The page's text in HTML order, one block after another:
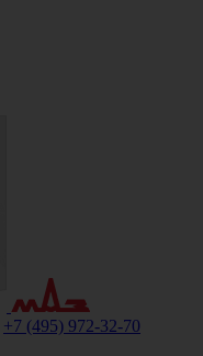
+7 (495) 972-32-70